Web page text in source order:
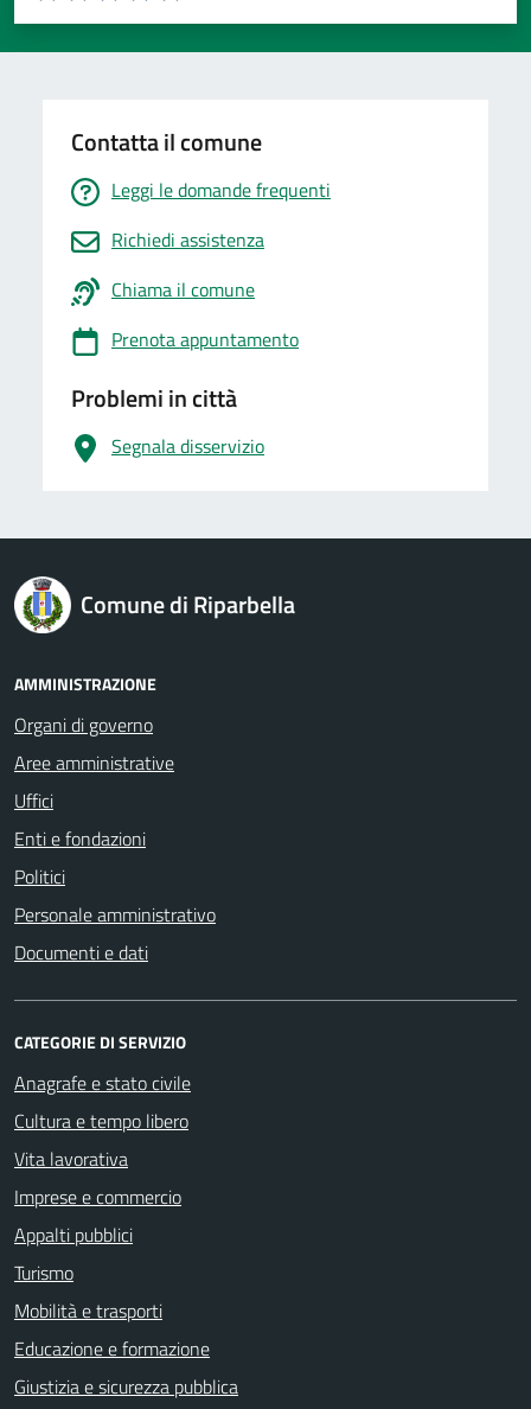
Valuta 5 stelle su 5
Valuta 4 stelle su 5
Valuta 3 stelle su 5
Valuta 2 stelle su 5
Valuta 1 stelle su 5
Contatta il comune
Leggi le domande frequenti
Richiedi assistenza
Chiama il comune
Prenota appuntamento
Problemi in città
Segnala disservizio
logo Unione Europea
Comune di Riparbella
AMMINISTRAZIONE
Organi di governo
Aree amministrative
Uffici
Enti e fondazioni
Politici
Personale amministrativo
Documenti e dati
CATEGORIE DI SERVIZIO
Anagrafe e stato civile
Cultura e tempo libero
Vita lavorativa
Imprese e commercio
Appalti pubblici
Turismo
Mobilità e trasporti
Educazione e formazione
Giustizia e sicurezza pubblica